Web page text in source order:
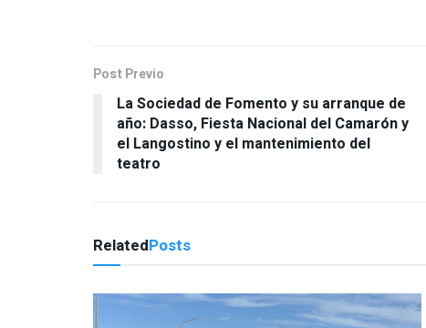
Post Previo
La Sociedad de Fomento y su arranque de
año: Dasso, Fiesta Nacional del Camarón y
el Langostino y el mantenimiento del
teatro
RelatedPosts